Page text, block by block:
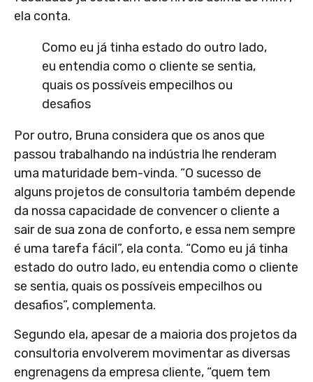
ela conta.
Como eu já tinha estado do outro lado,
eu entendia como o cliente se sentia,
quais os possíveis empecilhos ou
desafios
Por outro, Bruna considera que os anos que
passou trabalhando na indústria lhe renderam
uma maturidade bem-vinda. “O sucesso de
alguns projetos de consultoria também depende
da nossa capacidade de convencer o cliente a
sair de sua zona de conforto, e essa nem sempre
é uma tarefa fácil”, ela conta. “Como eu já tinha
estado do outro lado, eu entendia como o cliente
se sentia, quais os possíveis empecilhos ou
desafios”, complementa.
Segundo ela, apesar de a maioria dos projetos da
consultoria envolverem movimentar as diversas
engrenagens da empresa cliente, “quem tem